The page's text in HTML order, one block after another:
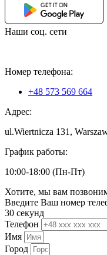
Наши соц. сети
Номер телефона:
+48 573 569 664
Адрес:
ul.Wiertnicza 131,
График работы:
10:00-18:00 (Пн-Пт)
Хотите, мы вам
Введите Ваш номер
30 секунд
Телефон
Имя
Город